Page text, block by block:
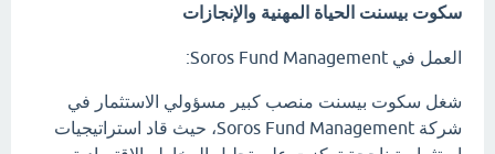
سكوت بيسنت الحياة المهنية والإنجازات
العمل في Soros Fund Management:
شغل سكوت بيسنت منصب كبير مسؤولي الاستثمار في
شركة Soros Fund Management، حيث قاد استراتيجيات